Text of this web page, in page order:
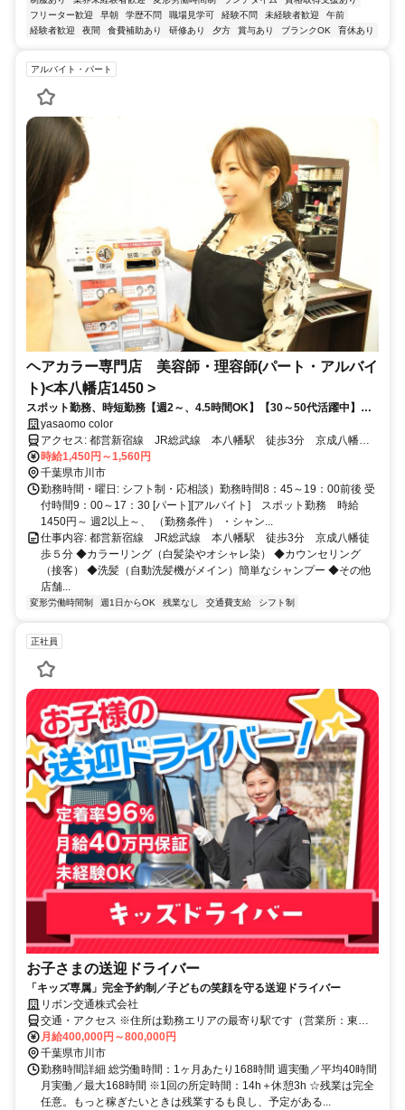
フリーター歓迎
早朝 学歴不問 職場見学可 経験不問 未経験者歓迎
午前
経験者歓迎
夜間 食費補助あり 研修あり 夕方 賞与あり ブランクOK 育休あり
アルバイト・パート
ヘアカラー専門店 美容師・理容師(パート・アルバイ
ト)<本八幡店1450 >
スポット勤務、時短勤務【週2～、4.5時間OK】【30～50代活躍中】ブ
ランクOK オートシャンプー 難しい調合なし！ 駅から徒歩1分!
yasaomo color
アクセス: 都営新宿線 JR総武線 本八幡駅 徒歩3分 京成八幡徒
歩５分
時給1,450円～1,560円
千葉県市川市
勤務時間・曜日: シフト制・応相談）勤務時間8：45～19：00前後 受
付時間9：00～17：30 [パート][アルバイト] スポット勤務 時給
1450円～ 週2以上～、 （勤務条件） ・シャン...
仕事内容: 都営新宿線 JR総武線 本八幡駅 徒歩3分 京成八幡徒
歩５分 ◆カラーリング（白髪染やオシャレ染） ◆カウンセリング
（接客） ◆洗髪（自動洗髪機がメイン）簡単なシャンプー ◆その他
店舗...
変形労働時間制 週1日からOK 残業なし 交通費支給 シフト制
正社員
お子さまの送迎ドライバー
「キッズ専属」完全予約制／子どもの笑顔を守る送迎ドライバー
リボン交通株式会社
交通・アクセス ※住所は勤務エリアの最寄り駅です（営業所：東京
都江東区千石1-9-8）
月給400,000円～800,000円
千葉県市川市
勤務時間詳細 総労働時間：1ヶ月あたり168時間 週実働／平均40時間
月実働／最大168時間 ※1回の所定時間：14h＋休憩3h ☆残業は完全
任意。もっと稼ぎたいときは残業するも良し、予定がある...